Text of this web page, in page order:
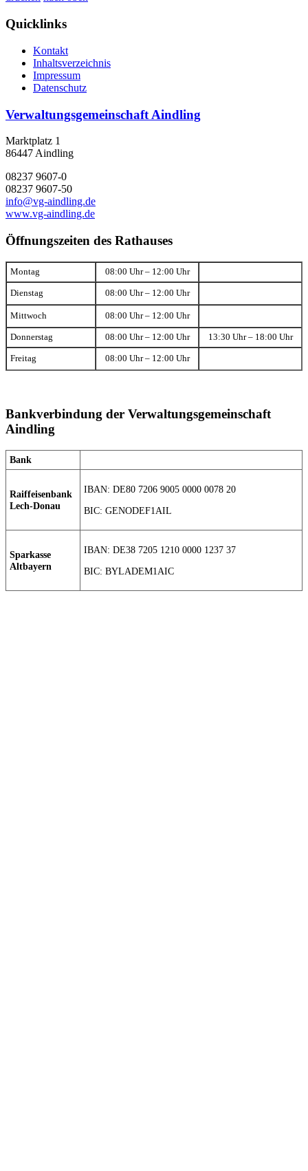
Quicklinks
Kontakt
Inhaltsverzeichnis
Impressum
Datenschutz
Verwaltungsgemeinschaft Aindling
Marktplatz 1
86447 Aindling
08237 9607-0
08237 9607-50
info@vg-aindling.de
www.vg-aindling.de
Öffnungszeiten des Rathauses
Montag 08:00 Uhr – 12:00 Uhr
Dienstag 08:00 Uhr – 12:00 Uhr
Mittwoch 08:00 Uhr – 12:00 Uhr
Donnerstag 08:00 Uhr – 12:00 Uhr 13:30 Uhr – 18:00 Uhr
Freitag 08:00 Uhr – 12:00 Uhr
Bankverbindung der Verwaltungsgemeinschaft
Aindling
Bank
Raiffeisenbank
Lech-Donau
IBAN: DE80 7206 9005 0000 0078 20
BIC: GENODEF1AIL
Sparkasse
Altbayern
IBAN: DE38 7205 1210 0000 1237 37
BIC: BYLADEM1AIC